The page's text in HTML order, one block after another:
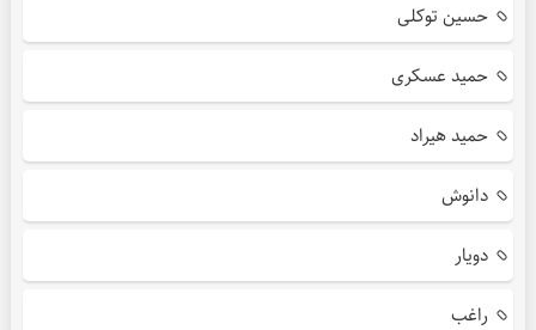
حسین توکلی
حمید عسکری
حمید هیراد
دانوش
دویار
راغب